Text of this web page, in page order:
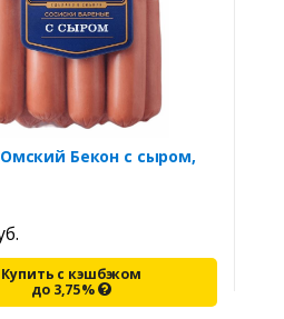
Бекон с сыром,
Купить с кэшбэком
до 3,75%